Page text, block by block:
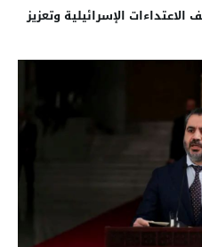
الإسرائيلية وتعزيز